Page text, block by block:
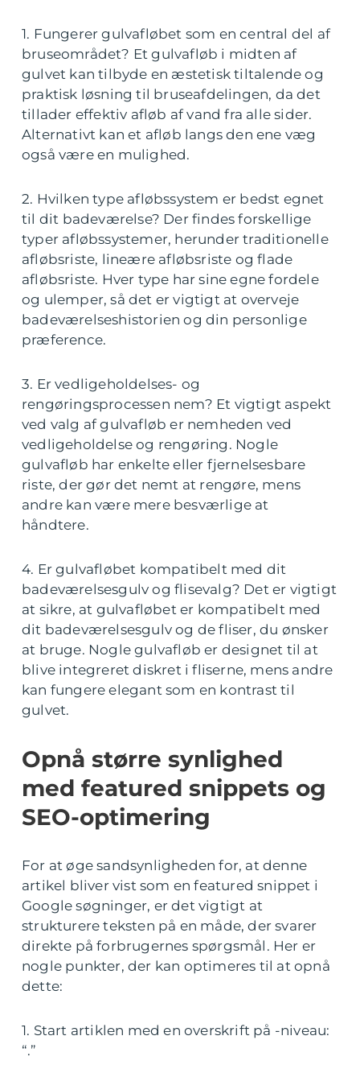
1. Fungerer gulvafløbet som en central del af
bruseområdet? Et gulvafløb i midten af
gulvet kan tilbyde en æstetisk tiltalende og
praktisk løsning til bruseafdelingen, da det
tillader effektiv afløb af vand fra alle sider.
Alternativt kan et afløb langs den ene væg
også være en mulighed.
2. Hvilken type afløbssystem er bedst egnet
til dit badeværelse? Der findes forskellige
typer afløbssystemer, herunder traditionelle
afløbsriste, lineære afløbsriste og flade
afløbsriste. Hver type har sine egne fordele
og ulemper, så det er vigtigt at overveje
badeværelseshistorien og din personlige
præference.
3. Er vedligeholdelses- og
rengøringsprocessen nem? Et vigtigt aspekt
ved valg af gulvafløb er nemheden ved
vedligeholdelse og rengøring. Nogle
gulvafløb har enkelte eller fjernelsesbare
riste, der gør det nemt at rengøre, mens
andre kan være mere besværlige at
håndtere.
4. Er gulvafløbet kompatibelt med dit
badeværelsesgulv og flisevalg? Det er vigtigt
at sikre, at gulvafløbet er kompatibelt med
dit badeværelsesgulv og de fliser, du ønsker
at bruge. Nogle gulvafløb er designet til at
blive integreret diskret i fliserne, mens andre
kan fungere elegant som en kontrast til
gulvet.
Opnå større synlighed
med featured snippets og
SEO-optimering
For at øge sandsynligheden for, at denne
artikel bliver vist som en featured snippet i
Google søgninger, er det vigtigt at
strukturere teksten på en måde, der svarer
direkte på forbrugernes spørgsmål. Her er
nogle punkter, der kan optimeres til at opnå
dette:
1. Start artiklen med en overskrift på -niveau:
“.”